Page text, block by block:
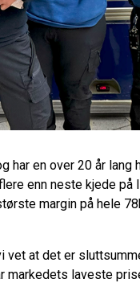
har en over 20 år lang
enn neste kjede på
margin på hele
at det er
laveste